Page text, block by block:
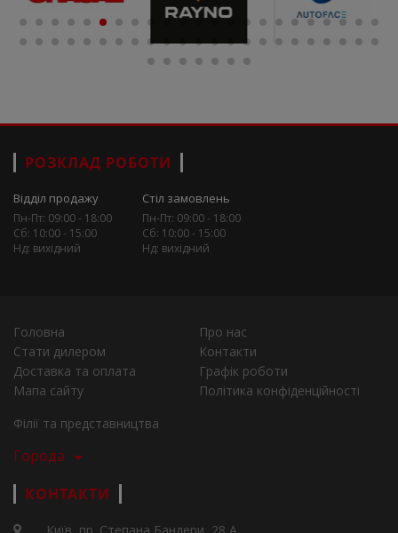
РОЗКЛАД РОБОТИ
Відділ продажу
Пн-Пт: 09:00 - 18:00
Сб: 10:00 - 15:00
Нд: вихідний
Стіл замовлень
Пн-Пт: 09:00 - 18:00
Сб: 10:00 - 15:00
Нд: вихідний
Головна
Про нас
Стати дилером
Контакти
Доставка та оплата
Графік роботи
Мапа сайту
Політика конфіденційності
Філії та представництва
Города
КОНТАКТИ